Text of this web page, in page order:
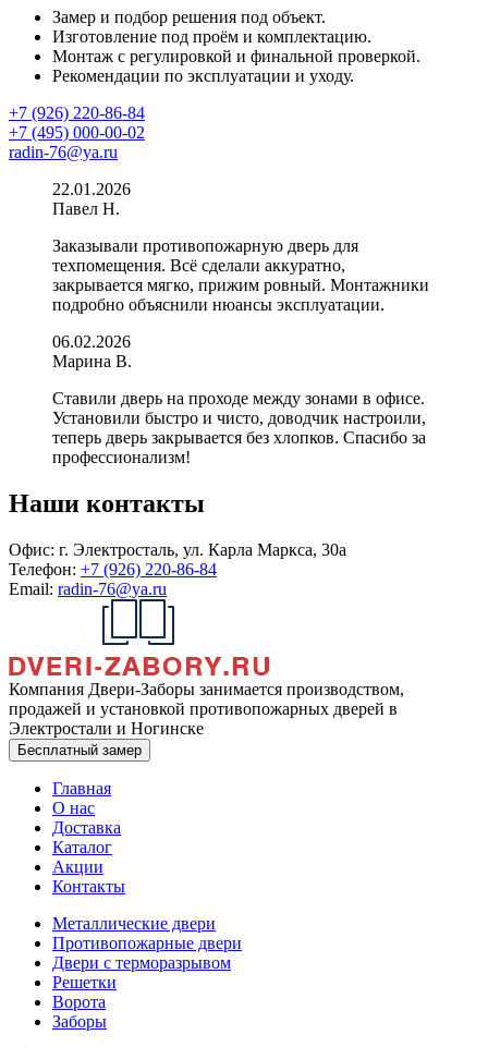
Замер и подбор решения под объект.
Изготовление под проём и комплектацию.
Монтаж с регулировкой и финальной проверкой.
Рекомендации по эксплуатации и уходу.
+7 (926) 220-86-84
+7 (495) 000-00-02
radin-76@ya.ru
22.01.2026
Павел Н.
Заказывали противопожарную дверь для
техпомещения. Всё сделали аккуратно,
закрывается мягко, прижим ровный. Монтажники
подробно объяснили нюансы эксплуатации.
06.02.2026
Марина В.
Ставили дверь на проходе между зонами в офисе.
Установили быстро и чисто, доводчик настроили,
теперь дверь закрывается без хлопков. Спасибо за
профессионализм!
Наши контакты
Офис: г. Электросталь, ул. Карла Маркса, 30а
Телефон: +7 (926) 220-86-84
Email: radin-76@ya.ru
Компания Двери-Заборы занимается производством,
продажей и установкой противопожарных дверей в
Электростали и Ногинске
Бесплатный замер
Главная
О нас
Доставка
Каталог
Акции
Контакты
Металлические двери
Противопожарные двери
Двери с терморазрывом
Решетки
Ворота
Заборы